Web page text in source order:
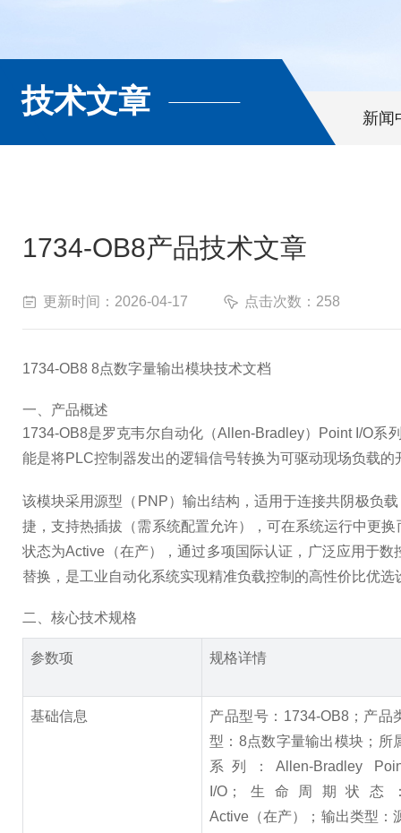
技术文章 新闻
1734-OB8产品技术文章
更新时间：2026-04-17 点击次数：258
1734-OB8 8点数字量输出模块技术文档
一、产品概述
1734-OB8是罗克韦尔自动化（Allen-Bradley）Point I/O系
能是将PLC控制器发出的逻辑信号转换为可驱动现场负载
该模块采用源型（PNP）输出结构，适用于连接共阴极负
捷，支持热插拔（需系统配置允许），可在系统运行中更
状态为Active（在产），通过多项国际认证，广泛应用于
替换，是工业自动化系统实现精准负载控制的高性价比优选
二、核心技术规格
参数项 规格详情
基础信息
产品型号：1734-OB8；产品
型：8点数字量输出模块；所
系列：Allen-Bradley
I/O；生命周期状态
Active（在产）；输出类型：